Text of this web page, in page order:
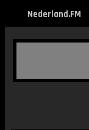
Nederland.FM